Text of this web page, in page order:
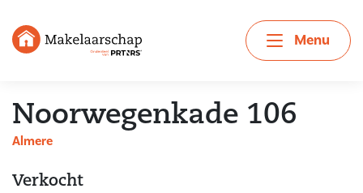
Menu
Noorwegenkade 106
Almere
Verkocht